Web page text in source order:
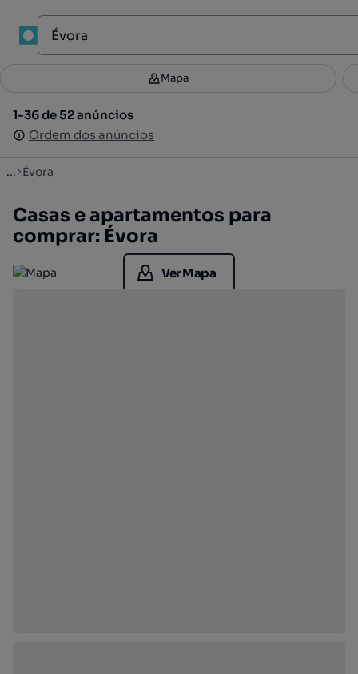
Filtros 1
1-36 de 52 anúncios
Ordem dos anúncios
Mapa
1-36 de 52 anúncios
Ordem dos anúncios
... Évora
Casas e apartamentos para
comprar: Évora
Ver Mapa